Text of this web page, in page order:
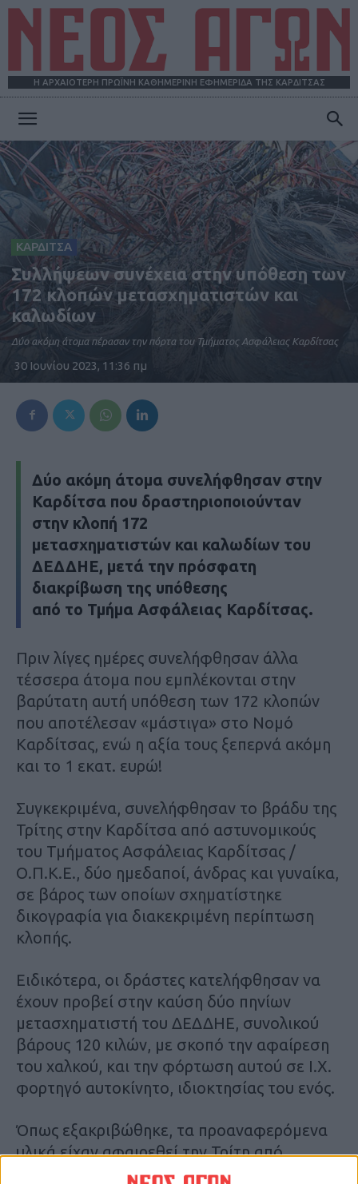
Η ΑΡΧΑΙΟΤΕΡΗ ΠΡΩΪΝΗ ΚΑΘΗΜΕΡΙΝΗ ΕΦΗΜΕΡΙΔΑ ΤΗΣ ΚΑΡΔΙΤΣΑΣ
ΑΓΩΝ
ΚΑΡΔΙΤΣΑ
Συλλήψεων συνέχεια στην υπόθεση των
172 κλοπών μετασχηματιστών και
καλωδίων
Δύο ακόμη άτομα πέρασαν την πόρτα του Τμήματος Ασφάλειας Καρδίτσας
30 Ιουνίου 2023, 11:36 πμ
Δύο ακόμη άτομα συνελήφθησαν στην
Καρδίτσα που δραστηριοποιούνταν
στην κλοπή 172
μετασχηματιστών και καλωδίων του
ΔΕΔΔΗΕ, μετά την πρόσφατη
διακρίβωση της υπόθεσης
από το Τμήμα Ασφάλειας Καρδίτσας.
Πριν λίγες ημέρες συνελήφθησαν άλλα
τέσσερα άτομα που εμπλέκονται στην
βαρύτατη αυτή υπόθεση των 172 κλοπών
που αποτέλεσαν «μάστιγα» στο Νομό
Καρδίτσας, ενώ η αξία τους ξεπερνά ακόμη
και το 1 εκατ. ευρώ!
Συγκεκριμένα, συνελήφθησαν το βράδυ της
Τρίτης στην Καρδίτσα από αστυνομικούς
του Τμήματος Ασφάλειας Καρδίτσας /
Ο.Π.Κ.Ε., δύο ημεδαποί, άνδρας και γυναίκα,
σε βάρος των οποίων σχηματίστηκε
δικογραφία για διακεκριμένη περίπτωση
κλοπής.
Ειδικότερα, οι δράστες κατελήφθησαν να
έχουν προβεί στην καύση δύο πηνίων
μετασχηματιστή του ΔΕΔΔΗΕ, συνολικού
βάρους 120 κιλών, με σκοπό την αφαίρεση
του χαλκού, και την φόρτωση αυτού σε Ι.Χ.
φορτηγό αυτοκίνητο, ιδιοκτησίας του ενός.
Όπως εξακριβώθηκε, τα προαναφερόμενα
υλικά είχαν αφαιρεθεί την Τρίτη από
υποσταθμό του ΔΕΔΔΗΕ στην ευρύτερη